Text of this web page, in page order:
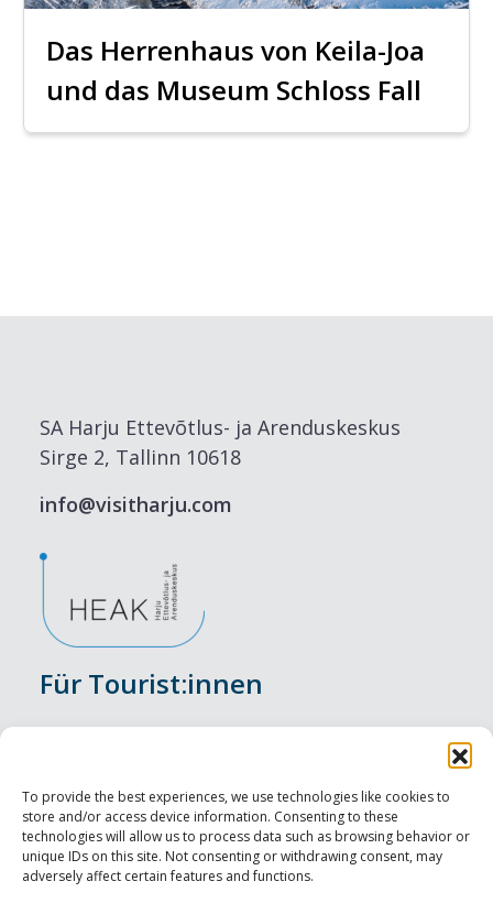
To provide the best experiences, we use technologies like cookies to
store and/or access device information. Consenting to these
technologies will allow us to process data such as browsing behavior or
unique IDs on this site. Not consenting or withdrawing consent, may
adversely affect certain features and functions.
Das Herrenhaus von Keila-Joa
und das Museum Schloss Fall
SA Harju Ettevõtlus- ja Arenduskeskus
Sirge 2, Tallinn 10618
info@visitharju.com
Für Tourist:innen
Unterkunft
Genusserlebnisse
Sehenswürdigkeiten